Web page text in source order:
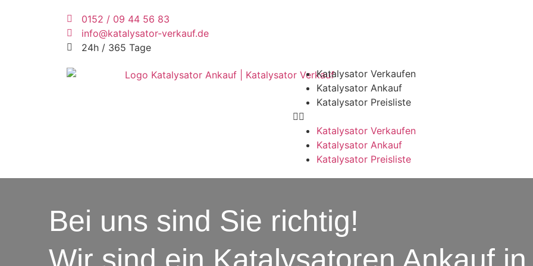
0152 / 09 44 56 83
info@katalysator-verkauf.de
24h / 365 Tage
Katalysator Verkaufen
Katalysator Ankauf
Katalysator Preisliste
Katalysator Verkaufen
Katalysator Ankauf
Katalysator Preisliste
Bei uns sind Sie richtig!